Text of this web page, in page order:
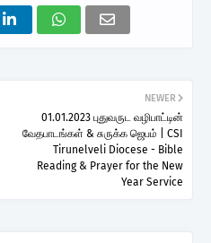
NEWER
01.01.2023 புதுவருட வழிபாட்டின்
வேதபாடங்கள் & சுருக்க ஜெபம் | CSI
Tirunelveli Diocese - Bible
Reading & Prayer for the New
Year Service